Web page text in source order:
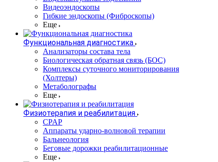
Видеоэндоскопы
Гибкие эндоскопы (Фиброcкопы)
Еще
Функциональная диагностика
Анализаторы состава тела
Биологическая обратная связь (БОС)
Комплексы суточного мониторирования
(Холтеры)
Метаболографы
Еще
Физиотерапия и реабилитация
CPAP
Аппараты ударно-волновой терапии
Бальнеология
Беговые дорожки реабилитационные
Еще